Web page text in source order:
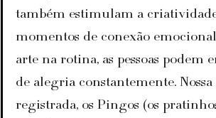
também estimulam a
momentos de conexão
arte na rotina, as pessoas podem
de alegria constantemente.
registrada, os Pingos (os